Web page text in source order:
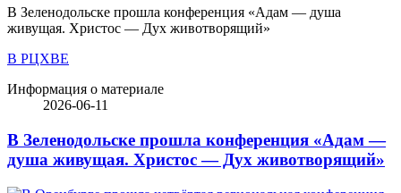
В Зеленодольске прошла конференция «Адам — душа
живущая. Христос — Дух животворящий»
В РЦХВЕ
Информация о материале
2026-06-11
В Зеленодольске прошла конференция «Адам —
душа живущая. Христос — Дух животворящий»